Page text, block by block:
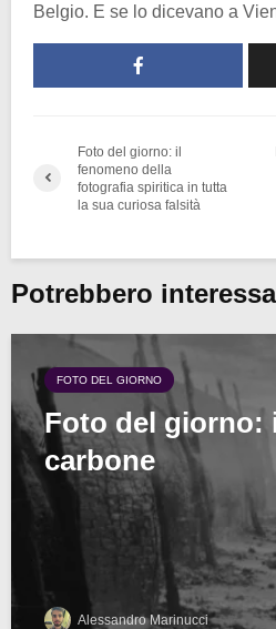
Belgio. E se lo dicevano a
Foto del giorno: il
fenomeno della
fotografia spiritica in tutta
la sua curiosa falsità
Potrebbero
FOTO DEL GIORNO
Foto del giorno:
carbone
Alessandro Marinucci